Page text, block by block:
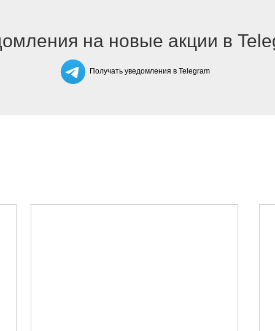
на новые акции в
Получать уведомления в Telegram